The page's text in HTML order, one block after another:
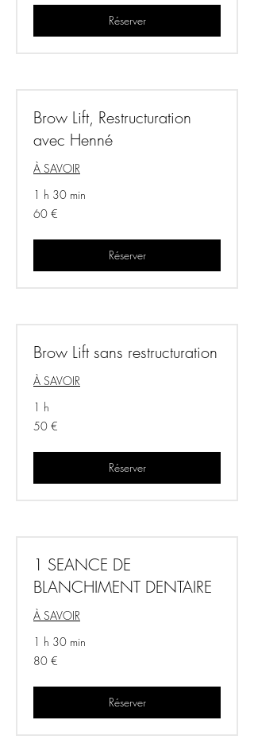
Réserver
Brow Lift, Restructuration
avec Henné
À SAVOIR
1 h 30 min
60
euros
60 €
Réserver
Brow Lift sans restructuration
À SAVOIR
1 h
50
euros
50 €
Réserver
1 SEANCE DE
BLANCHIMENT DENTAIRE
À SAVOIR
1 h 30 min
80
euros
80 €
Réserver